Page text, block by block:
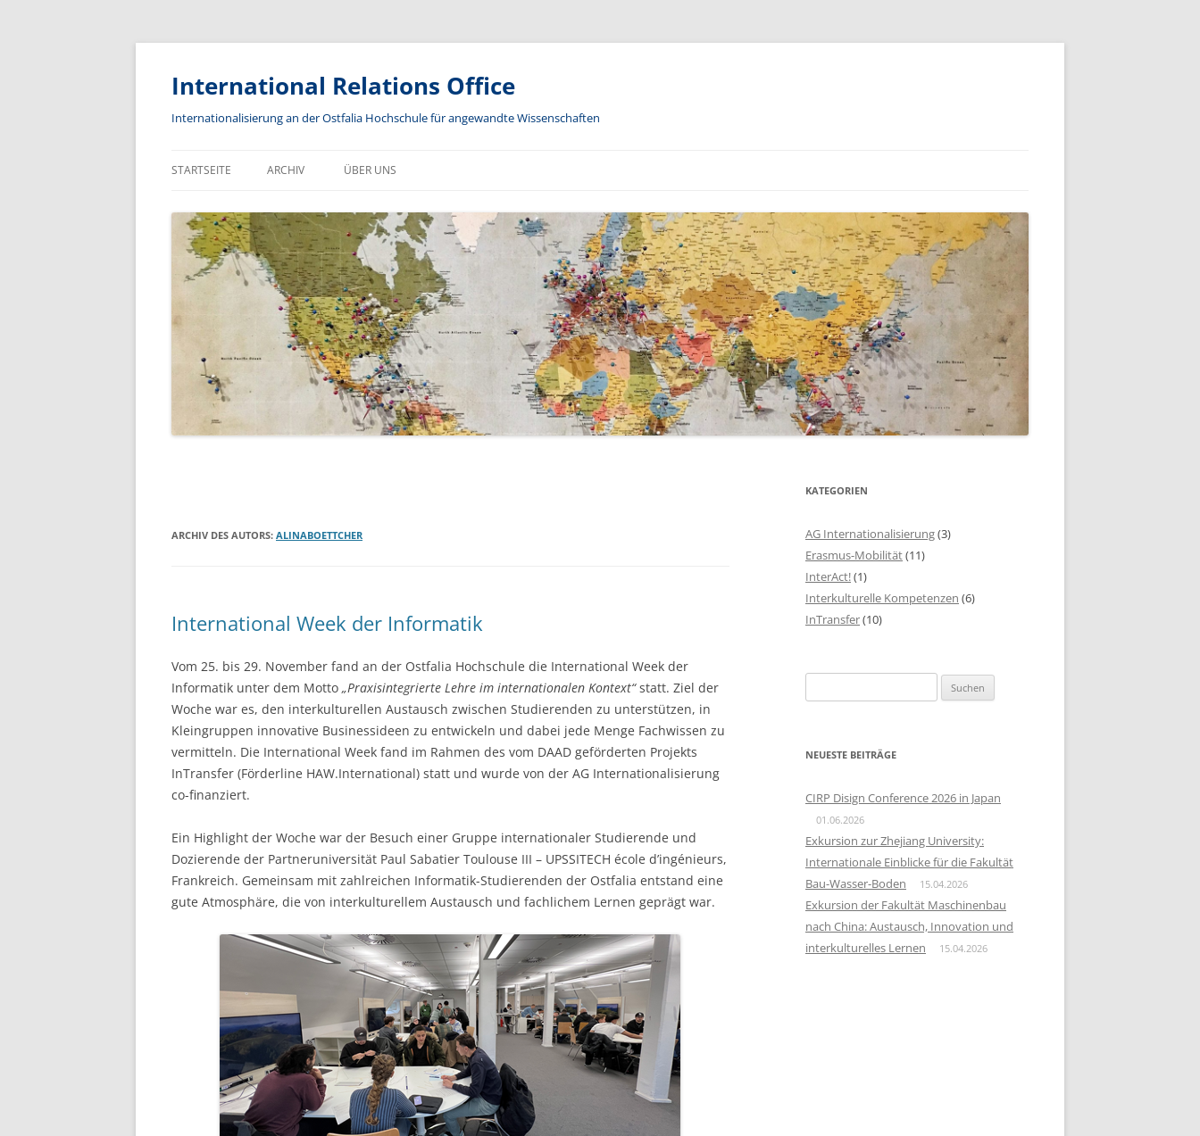
International Relations Office
Internationalisierung an der Ostfalia Hochschule für angewandte Wissenschaften
STARTSEITE ARCHIV ÜBER UNS
ARCHIV DES AUTORS: ALINABOETTCHER
International Week der Informatik
Vom 25. bis 29. November fand an der Ostfalia Hochschule die International Week der
Informatik unter dem Motto „Praxisintegrierte Lehre im internationalen Kontext“statt. Ziel der
Woche war es, den interkulturellen Austausch zwischen Studierenden zu unterstützen, in
Kleingruppen innovative Businessideen zu entwickeln und dabei jede Menge Fachwissen zu
vermitteln. Die International Week fand im Rahmen des vom DAAD geförderten Projekts
InTransfer (Förderline HAW.International) statt und wurde von der AG Internationalisierung
co-finanziert.
Ein Highlight der Woche war der Besuch einer Gruppe internationaler Studierende und
Dozierende der Partneruniversität Paul Sabatier Toulouse III – UPSSITECH école d’ingénieurs,
Frankreich. Gemeinsam mit zahlreichen Informatik-Studierenden der Ostfalia entstand eine
gute Atmosphäre, die von interkulturellem Austausch und fachlichem Lernen geprägt war.
KATEGORIEN
AG Internationalisierung(3)
Erasmus-Mobilität(11)
InterAct!(1)
Interkulturelle Kompetenzen (6)
InTransfer(10)
u
h
n
c
h
:
NEUESTE BEITRÄGE
CIRP Disign Conference 2026 in Japan
01.06.2026
Exkursion zur Zhejiang University:
Internationale Einblicke für die Fakultät
Bau-Wasser-Boden
15.04.2026
Exkursion der Fakultät Maschinenbau
nach China: Austausch, Innovation und
interkulturelles Lernen
15.04.2026